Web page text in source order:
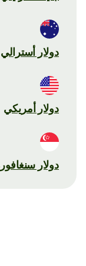
دولار أسترالي
دولار أمريكي
دولار سنغافورة